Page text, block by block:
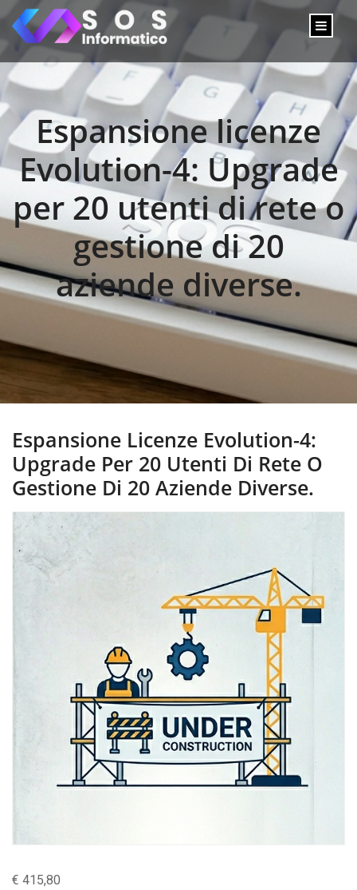
Espansione licenze
Evolution-4: Upgrade
per 20 utenti di rete o
gestione di 20
aziende diverse.
Espansione Licenze Evolution-4:
Upgrade Per 20 Utenti Di Rete O
Gestione Di 20 Aziende Diverse.
€ 415,80